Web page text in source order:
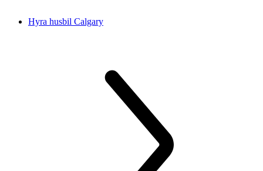
Hyra husbil Calgary